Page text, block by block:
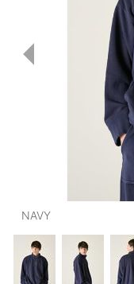
T-SHIRT :
KNIT : ニッ
SHIRT : シ
OUTERS : ア
LADIES : レディース
DENIM : デニム
PANTS/
TOPS : トップ
OUTERS : アウ
NAVY